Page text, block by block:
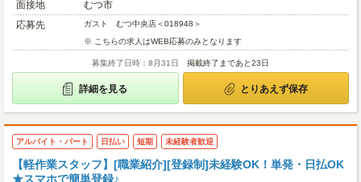
面接地
むつ市
応募先
ガスト むつ中央店＜018948＞
※ こちらの求人はWEB応募のみとなります
募集終了日時：8月31日 掲載終了まであと23日
詳細を見る とりあえず保存
アルバイト・パート 日払い 短期 未経験者歓迎
【軽作業スタッフ】[職業紹介][登録制]未経験OK！単発・日払OK
★スマホで簡単登録♪